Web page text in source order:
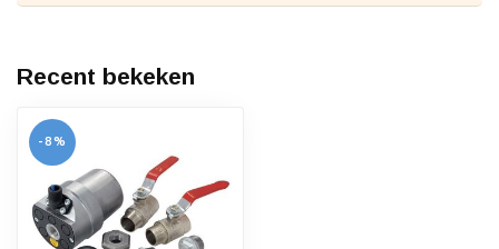
Recent bekeken
-8%